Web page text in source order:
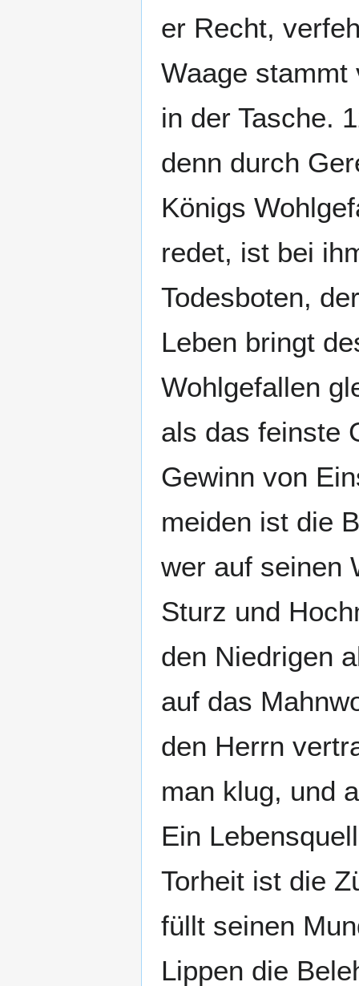
er Recht,
Waage
in der Tasche.
denn durch
Königs
redet, ist bei
Todesboten,
Leben bringt
Wohlgefallen
als das feinste
Gewinn von
meiden ist die
wer auf seinen
Sturz und
den Niedrigen
auf das
den Herrn
man klug, und
Ein
Torheit ist die
füllt seinen
Lippen die